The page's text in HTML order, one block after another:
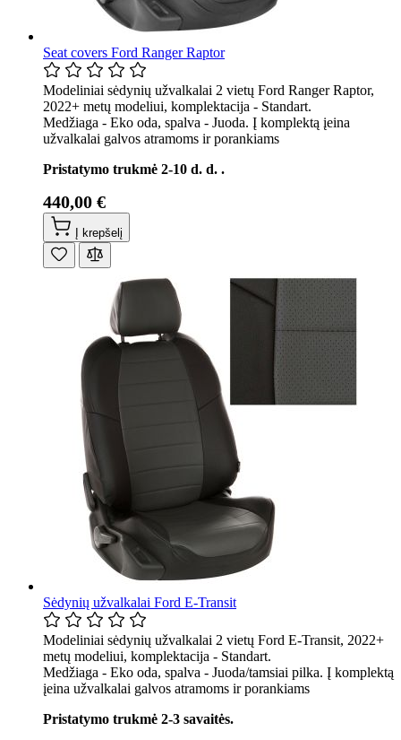
Seat covers Ford Ranger Raptor
Modeliniai sėdynių užvalkalai 2 vietų Ford Ranger Raptor,
2022+ metų modeliui, komplektacija - Standart.
Medžiaga - Eko oda, spalva - Juoda. Į komplektą įeina
užvalkalai galvos atramoms ir porankiams
Pristatymo trukmė 2-10 d. d. .
440,00 €
Į krepšelį
Sėdynių užvalkalai Ford E-Transit
Modeliniai sėdynių užvalkalai 2 vietų Ford E-Transit, 2022+
metų modeliui, komplektacija - Standart.
Medžiaga - Eko oda, spalva - Juoda/tamsiai pilka. Į komplektą
įeina užvalkalai galvos atramoms ir porankiams
Pristatymo trukmė 2-3 savaitės.